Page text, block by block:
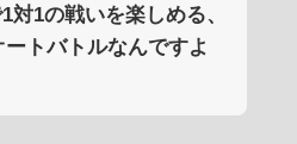
対1の戦いを楽しめる、
トバトルなんですよ